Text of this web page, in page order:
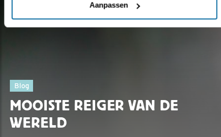
Aanpassen
Blog
MOOISTE REIGER VAN DE
WERELD